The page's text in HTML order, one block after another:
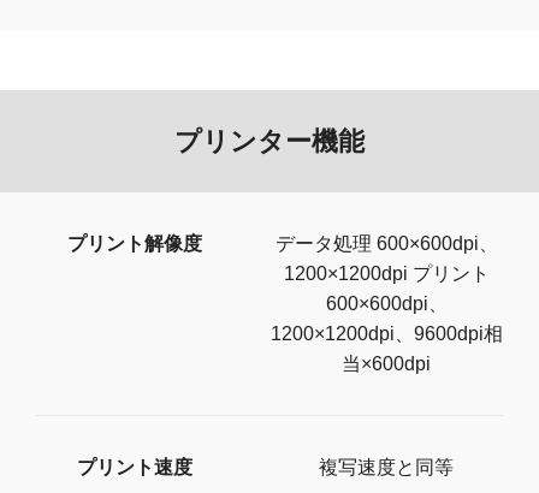
プリンター機能
プリント解像度
データ処理 600×600dpi、
1200×1200dpi プリント
600×600dpi、
1200×1200dpi、9600dpi相
当×600dpi
プリント速度 複写速度と同等